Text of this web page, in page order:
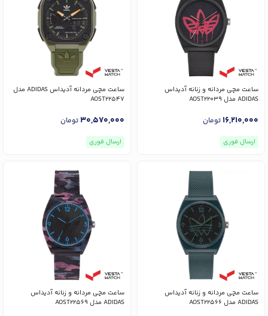
ساعت مچی مردانه و زنانه آدیداس
ADIDAS مدل AOST22039
16,210,000تومان
ارسال فوری
ساعت مچی مردانه آدیداس ADIDAS مدل
AOST22547
30,570,000تومان
ارسال فوری
ساعت مچی مردانه و زنانه آدیداس
ADIDAS مدل AOST22566
ساعت مچی مردانه و زنانه آدیداس
ADIDAS مدل AOST22569